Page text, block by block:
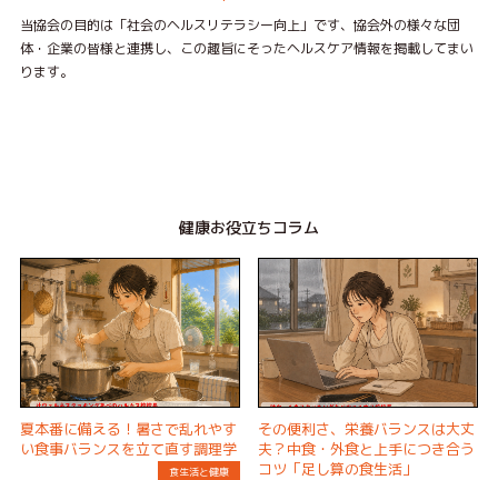
当協会の目的は「社会のヘルスリテラシー向上」です、協会外の様々な団
体・企業の皆様と連携し、この趣旨にそったヘルスケア情報を掲載してまい
ります。
健康お役立ちコラム
夏本番に備える！暑さで乱れやす
い食事バランスを立て直す調理学
食生活と健康
その便利さ、栄養バランスは大丈
夫？中食・外食と上手につき合う
コツ「足し算の食生活」